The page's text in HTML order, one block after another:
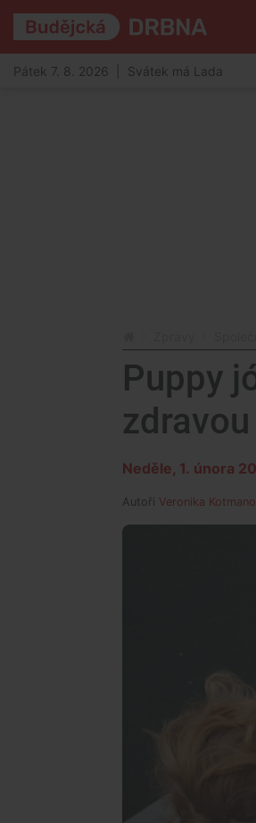
Pátek 7. 8. 2026 | Svátek má Lada
Puppy
Neděle, 1. února
Autoři Veronika